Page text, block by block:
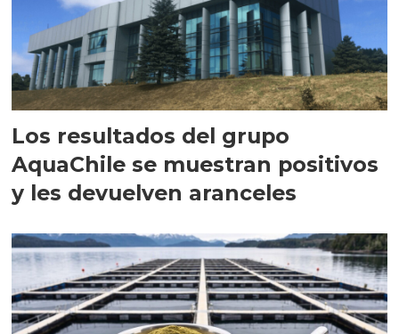
Los resultados del grupo
AquaChile se muestran positivos
y les devuelven aranceles